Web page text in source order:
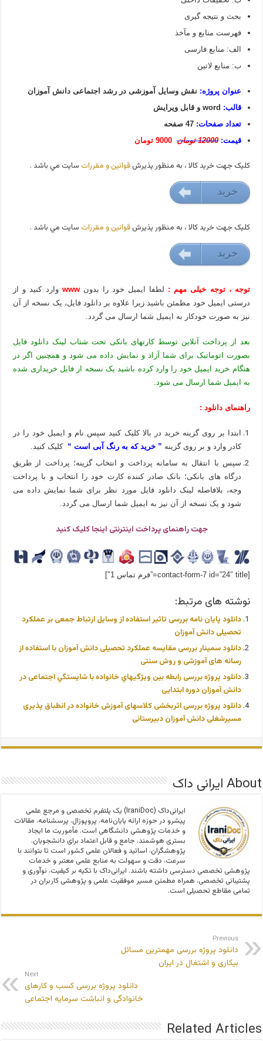
بحث و نتیجه گیری
فهرست منابع و مآخذ
الف: منابع فارسی
ب: منابع لاتین
عنوان پروژه: نقش وسایل آموزشی در رشد اجتماعی دانش آموزان
قالب:
تعداد صفحات: 47 صفحه
قیمت:12000 تومان 9000 تومان
کليک جهت خريد کالا ، به منظور پذيرشقوانين و مقررات سايت مي باشد .
29000 تومان خريد
کليک جهت خريد کالا ، به منظور پذيرشقوانين و مقررات سايت مي باشد .
29000 تومان خريد
توجه ، توجه خیلی مهم : لطفا ایمیل خود را بدون www وارد کنید و از
درستی ایمیل خود مطمئن باشید زیرا علاوه بر دانلود فایل، یک نسخه از آن
نیز به صورت خودکار به ایمیل شما ارسال می گردد.
بعد از پرداخت آنلاین توسط کارتهای بانکی تحت شتاب لینک دانلود فایل
بصورت اتوماتیک برای شما آزاد و نمایش داده می شود و همچنین اگر در
هنگام خرید ایمیل خود را وارد کرده باشید یک نسخه از فایل خریداری شده
به ایمیل شما ارسال می شود.
راهنمای دانلود :
ابتدا بر روی گزینه خرید در بالا کلیک کنید سپس نام و ایمیل خود را در
کادر وارد و بر روی گزینه ” خرید که به رنگ آبی است “
کلیک کنید.
سپس با انتقال به سامانه پرداخت و انتخاب گزینه؛ پرداخت از طریق
درگاه های بانکی؛ بانک صادر کننده کارت خود را انتخاب و با پرداخت
وجه، بلافاصله لینک دانلود فایل مورد نظر برای شما نمایش داده می
شود و یک نسخه از آن نیز به ایمیل شما ارسال می گردد.
جهت راهنمای پرداخت اینترنتی اینجا کلیک کنید
[contact-form-7 id=”24″ title=”فرم تماس 1″]
نوشته های مرتبط:
دانلود پایان نامه بررسی تاثیر استفاده از وسایل ارتباط جمعی بر عملکرد
تحصیلی دانش آموزان
دانلود سمینار بررسی مقایسه عملکرد تحصیلی دانش آموزان با استفاده از
رسانه های آموزشی و روش سنتی
دانلود پروژه بررسی رابطه بین ويژگيهاي خانواده با شايستگي اجتماعی در
دانش آموزان دوره ابتدایی
دانلود پروژه بررسی اثربخشی کلاسهای آموزش خانواده در انطباق پذیری
مسیرشغلی دانش آموزان دبیرستانی
About ایرانی داک
ایرانی‌داک (IraniDoc) یک پلتفرم تخصصی و مرجع علمی
پیشرو در حوزه ارائه پایان‌نامه، پروپوزال، پرسشنامه، مقالات
و خدمات پژوهشی دانشگاهی است. مأموریت ما ایجاد
بستری هوشمند، جامع و قابل اعتماد برای دانشجویان،
پژوهشگران، اساتید و فعالان علمی کشور است تا بتوانند با
سرعت، دقت و سهولت به منابع علمی معتبر و خدمات
پژوهشی تخصصی دسترسی داشته باشند. ایرانی‌داک با تکیه بر کیفیت، نوآوری و
پشتیبانی تخصصی، همراه مطمئن مسیر موفقیت علمی و پژوهشی کاربران در
تمامی مقاطع تحصیلی است.
Previous
دانلود پروژه بررسی مهمترین مسائل
بیکاری و اشتغال در ایران
Next
دانلود پروژه بررسی کسب و کارهای
خانوادگی و انباشت سرمایه اجتماعی
Related Articles